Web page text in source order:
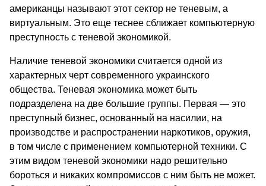
американцы называют этот сектор не теневым, а
виртуальным. Это еще теснее сближает компьютерную
преступность с теневой экономикой.
Наличие теневой экономики считается одной из
характерных черт современного украинского
общества. Теневая экономика может быть
подразделена на две большие группы. Первая — это
преступный бизнес, основанный на насилии, на
производстве и распространении наркотиков, оружия,
в том числе с применением компьютерной техники. С
этим видом теневой экономики надо решительно
бороться и никаких компромиссов с ним быть не может.